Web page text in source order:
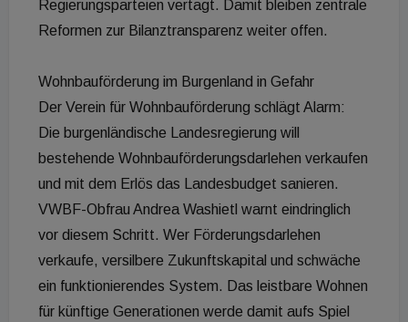
Regierungsparteien vertagt. Damit bleiben zentrale
Reformen zur Bilanztransparenz weiter offen.
Wohnbauförderung im Burgenland in Gefahr
Der Verein für Wohnbauförderung schlägt Alarm:
Die burgenländische Landesregierung will
bestehende Wohnbauförderungsdarlehen verkaufen
und mit dem Erlös das Landesbudget sanieren.
VWBF-Obfrau Andrea Washietl warnt eindringlich
vor diesem Schritt. Wer Förderungsdarlehen
verkaufe, versilbere Zukunftskapital und schwäche
ein funktionierendes System. Das leistbare Wohnen
für künftige Generationen werde damit aufs Spiel